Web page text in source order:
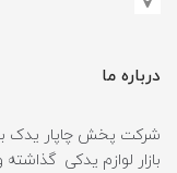
درباره ما
بازار لوازم یدکی